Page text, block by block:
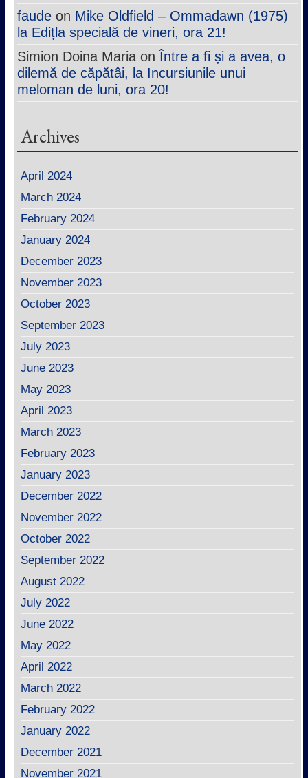
faudeon Mike Oldfield – Ommadawn (1975)
la Edițla specială de vineri, ora 21!
Simion Doina MariaonÎntre a fi și a avea, o
dilemă de căpătâi, la Incursiunile unui
meloman de luni, ora 20!
Archives
April 2024
March 2024
February 2024
January 2024
December 2023
November 2023
October 2023
September 2023
July 2023
June 2023
May 2023
April 2023
March 2023
February 2023
January 2023
December 2022
November 2022
October 2022
September 2022
August 2022
July 2022
June 2022
May 2022
April 2022
March 2022
February 2022
January 2022
December 2021
November 2021